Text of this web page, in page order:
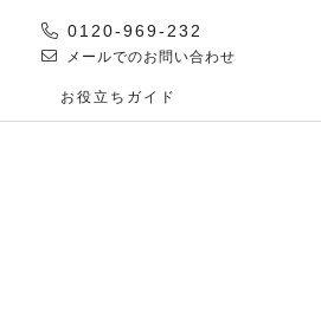
0120-969-232
メールでのお問い合わせ
お役⽴ちガイド